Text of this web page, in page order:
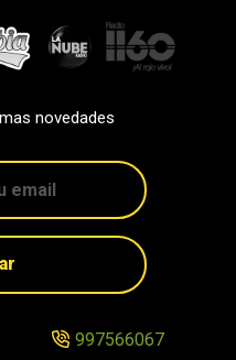
novedades
997566067